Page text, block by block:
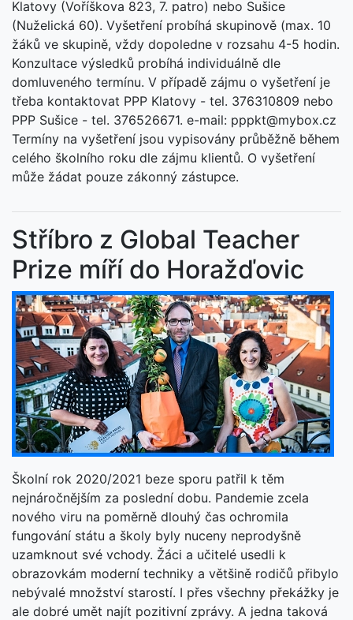
Klatovy (Voříškova 823, 7. patro) nebo Sušice
(Nuželická 60). Vyšetření probíhá skupinově (max. 10
žáků ve skupině, vždy dopoledne v rozsahu 4-5 hodin.
Konzultace výsledků probíhá individuálně dle
domluveného termínu. V případě zájmu o vyšetření je
třeba kontaktovat PPP Klatovy - tel. 376310809 nebo
PPP Sušice - tel. 376526671. e-mail: pppkt@mybox.cz
Termíny na vyšetření jsou vypisovány průběžně během
celého školního roku dle zájmu klientů. O vyšetření
může žádat pouze zákonný zástupce.
Stříbro z Global Teacher
Prize míří do Horažďovic
Školní rok 2020/2021 beze sporu patřil k těm
nejnáročnějším za poslední dobu. Pandemie zcela
nového viru na poměrně dlouhý čas ochromila
fungování státu a školy byly nuceny neprodyšně
uzamknout své vchody. Žáci a učitelé usedli k
obrazovkám moderní techniky a většině rodičů přibylo
nebývalé množství starostí. I přes všechny překážky je
ale dobré umět najít pozitivní zprávy. A jedna taková